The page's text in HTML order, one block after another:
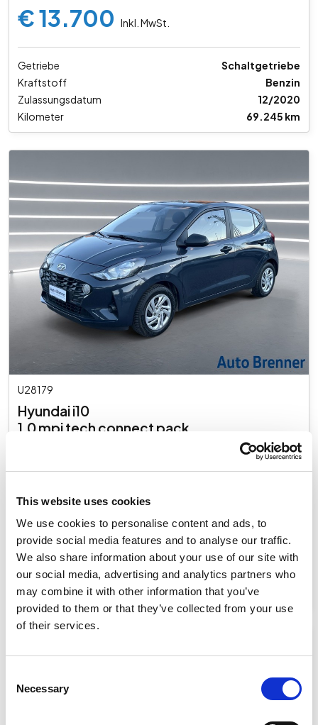
This website uses cookies
We use cookies to personalise content and ads, to
provide social media features and to analyse our traffic.
We also share information about your use of our site with
our social media, advertising and analytics partners who
may combine it with other information that you’ve
provided to them or that they’ve collected from your use
of their services.
Selection
Necessary
€ 13.700 Inkl. MwSt.
Getriebe
Schaltgetriebe
Kraftstoff
Benzin
Zulassungsdatum
12/2020
Kilometer
69.245 km
U28179
Hyundai i10
1.0 mpi tech connect pack
€ 13.700 Inkl. MwSt.
Getriebe
Schaltgetriebe
Kraftstoff
Benzin
Zulassungsdatum
08/2022
Kilometer
33.510 km